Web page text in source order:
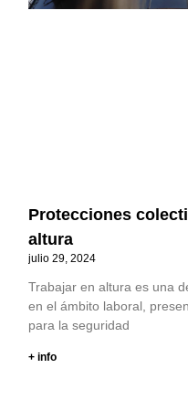
Protecciones
altura
julio 29, 2024
Trabajar en altura es una
en el ámbito laboral,
para la seguridad
+ info